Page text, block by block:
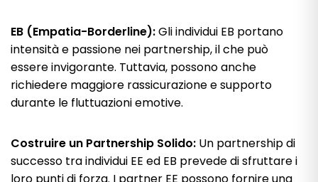
EB (Empatia-Borderline):Gli individui EB portano
intensità e passione nei partnership, il che può
essere invigorante. Tuttavia, possono anche
richiedere maggiore rassicurazione e supporto
durante le fluttuazioni emotive.
Costruire un Partnership Solido: Un partnership di
successo tra individui EE ed EB prevede di sfruttare i
loro punti di forza. I partner EE possono fornire una